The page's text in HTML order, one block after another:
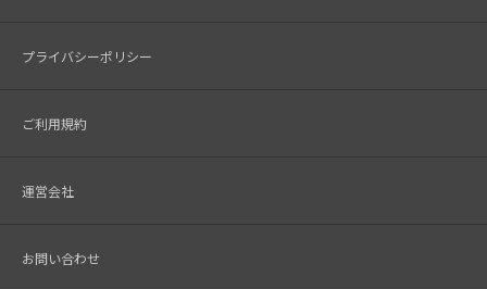
プライバシーポリシー
ご利用規約
運営会社
お問い合わせ